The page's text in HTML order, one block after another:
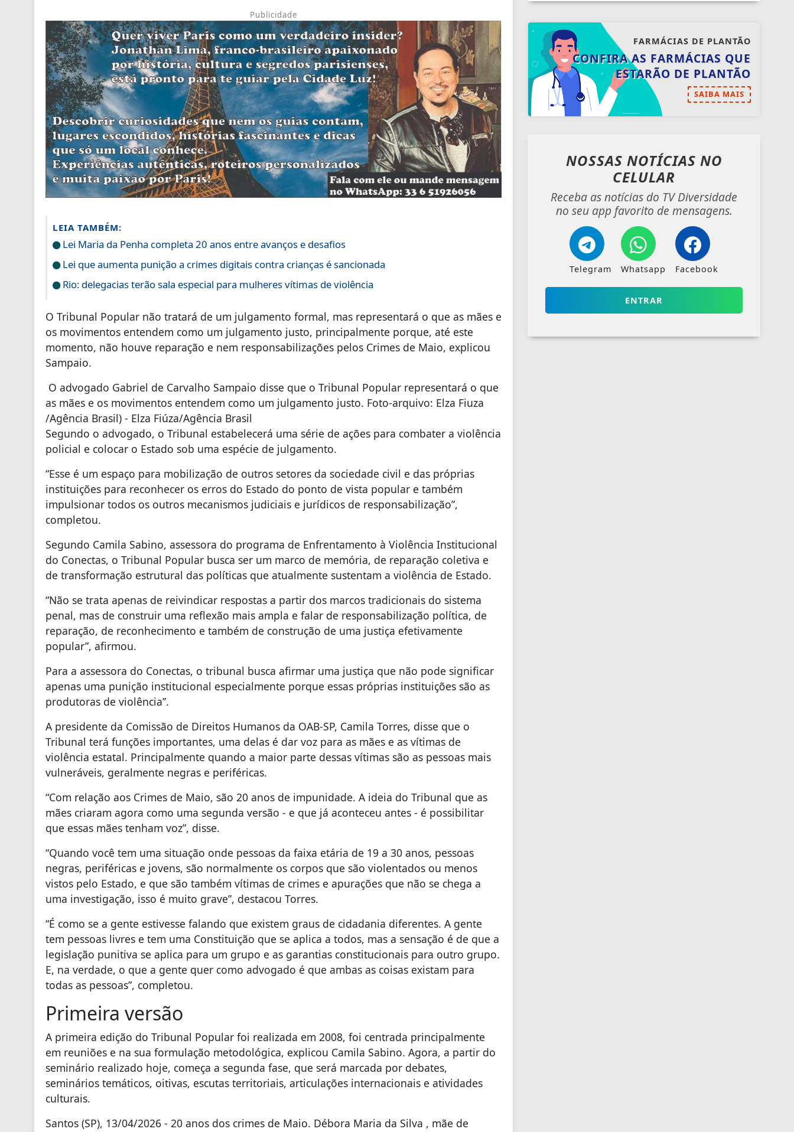
Publicidade
LEIA TAMBÉM:
Lei Maria da Penha completa 20 anos entre avanços e desafios
Lei que aumenta punição a crimes digitais contra crianças é sancionada
Rio: delegacias terão sala especial para mulheres vítimas de violência
O Tribunal Popular não tratará de um julgamento formal, mas representará o que as mães e
os movimentos entendem como um julgamento justo, principalmente porque, até este
momento, não houve reparação e nem responsabilizações pelos Crimes de Maio, explicou
Sampaio.
O advogado Gabriel de Carvalho Sampaio disse que o Tribunal Popular representará o que
as mães e os movimentos entendem como um julgamento justo. Foto-arquivo: Elza Fiuza
/Agência Brasil) - Elza Fiúza/Agência Brasil
Segundo o advogado, o Tribunal estabelecerá uma série de ações para combater a violência
policial e colocar o Estado sob uma espécie de julgamento.
“Esse é um espaço para mobilização de outros setores da sociedade civil e das próprias
instituições para reconhecer os erros do Estado do ponto de vista popular e também
impulsionar todos os outros mecanismos judiciais e jurídicos de responsabilização”,
completou.
Segundo Camila Sabino, assessora do programa de Enfrentamento à Violência Institucional
do Conectas, o Tribunal Popular busca ser um marco de memória, de reparação coletiva e
de transformação estrutural das políticas que atualmente sustentam a violência de Estado.
“Não se trata apenas de reivindicar respostas a partir dos marcos tradicionais do sistema
penal, mas de construir uma reflexão mais ampla e falar de responsabilização política, de
reparação, de reconhecimento e também de construção de uma justiça efetivamente
popular”, afirmou.
Para a assessora do Conectas, o tribunal busca afirmar uma justiça que não pode significar
apenas uma punição institucional especialmente porque essas próprias instituições são as
produtoras de violência”.
A presidente da Comissão de Direitos Humanos da OAB-SP, Camila Torres, disse que o
Tribunal terá funções importantes, uma delas é dar voz para as mães e as vítimas de
violência estatal. Principalmente quando a maior parte dessas vítimas são as pessoas mais
vulneráveis, geralmente negras e periféricas.
“Com relação aos Crimes de Maio, são 20 anos de impunidade. A ideia do Tribunal que as
mães criaram agora como uma segunda versão - e que já aconteceu antes - é possibilitar
que essas mães tenham voz”, disse.
“Quando você tem uma situação onde pessoas da faixa etária de 19 a 30 anos, pessoas
negras, periféricas e jovens, são normalmente os corpos que são violentados ou menos
vistos pelo Estado, e que são também vítimas de crimes e apurações que não se chega a
uma investigação, isso é muito grave”, destacou Torres.
“É como se a gente estivesse falando que existem graus de cidadania diferentes. A gente
tem pessoas livres e tem uma Constituição que se aplica a todos, mas a sensação é de que a
legislação punitiva se aplica para um grupo e as garantias constitucionais para outro grupo.
E, na verdade, o que a gente quer como advogado é que ambas as coisas existam para
todas as pessoas”, completou.
Primeira versão
A primeira edição do Tribunal Popular foi realizada em 2008, foi centrada principalmente
em reuniões e na sua formulação metodológica, explicou Camila Sabino. Agora, a partir do
seminário realizado hoje, começa a segunda fase, que será marcada por debates,
seminários temáticos, oitivas, escutas territoriais, articulações internacionais e atividades
culturais.
Santos (SP), 13/04/2026 - 20 anos dos crimes de Maio. Débora Maria da Silva , mãe de
FARMÁCIAS DE PLANTÃO
CONFIRA AS FARMÁCIAS QUE
ESTARÃO DE PLANTÃO
SAIBA MAIS
NOSSAS NOTÍCIAS NO
CELULAR
Receba as notícias do TV Diversidade
no seu app favorito de mensagens.
Telegram Whatsapp Facebook
ENTRAR